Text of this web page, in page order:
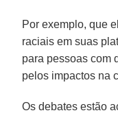
Por exemplo, que
raciais em suas
para pessoas com
pelos impactos na
Os debates estão